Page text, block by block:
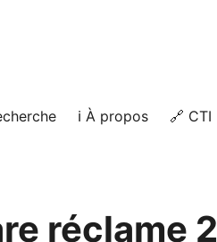
ℹ️ À propos 🔗 CTI
réclame 2